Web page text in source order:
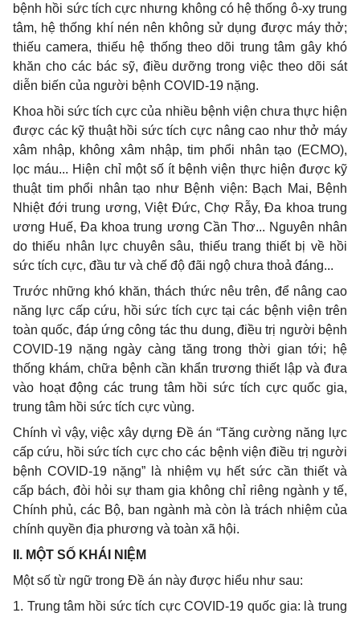
bệnh hồi sức tích cực nhưng không có hệ thống ô-xy trung
tâm, hệ thống khí nén nên không sử dụng được máy thở;
thiếucamera, thiếu hệ thống theo dõi trung tâm gây khó
khăn cho các bác sỹ, điều dưỡng trong việc theo dõi sát
diễn biến của người bệnh COVID-19 nặng.
Khoa hồi sức tích cực của nhiều bệnh viện chưa thực hiện
được các kỹ thuật hồi sức tích cực nâng cao như thở máy
xâm nhập, không xâm nhập, tim phổi nhân tạo (ECMO),
lọc máu... Hiện chỉ một số ít bệnh viện thực hiện được kỹ
thuật tim phổi nhân tạo như Bệnh viện: Bạch Mai, Bệnh
Nhiệt đới trung ương, Việt Đức, Chợ Rẫy, Đa khoa trung
ương Huế, Đa khoa trung ương Cần Thơ... Nguyên nhân
do thiếu nhân lực chuyên sâu, thiếu trang thiết bị về hồi
sức tích cực, đầu tư và chế độ đãi ngộ chưa thoả đáng...
Trước những khó khăn, thách thức nêu trên, để nâng cao
năng lực cấp cứu, hồi sức tích cực tại các bệnh viện trên
toàn quốc, đáp ứng công tác thu dung, điều trị người bệnh
COVID-19 nặng ngày càng tăng trong thời gian tới; hệ
thống khám, chữa bệnh cần khẩn trương thiết lập và đưa
vào hoạt động các trung tâm hồi sức tích cực quốc gia,
trung tâm hồi sức tích cực vùng.
Chính vì vậy, việc xây dựng Đề án “Tăng cường năng lực
cấp cứu, hồi sức tích cực cho các bệnh viện điều trị người
bệnh COVID-19 nặng” là nhiệm vụ hết sức cần thiết và
cấp bách, đòi hỏi sự tham gia không chỉ riêng ngành y tế,
Chính phủ, các Bộ, ban ngành mà còn là trách nhiệm của
chính quyền địa phương và toàn xã hội.
I. MỘT SỐ KHÁI NIỆM
Một số từ ngữ trong Đề án này được hiểu như sau:
1. Trung tâm hồi sức tích cực COVID-19 quốc gia: là trung